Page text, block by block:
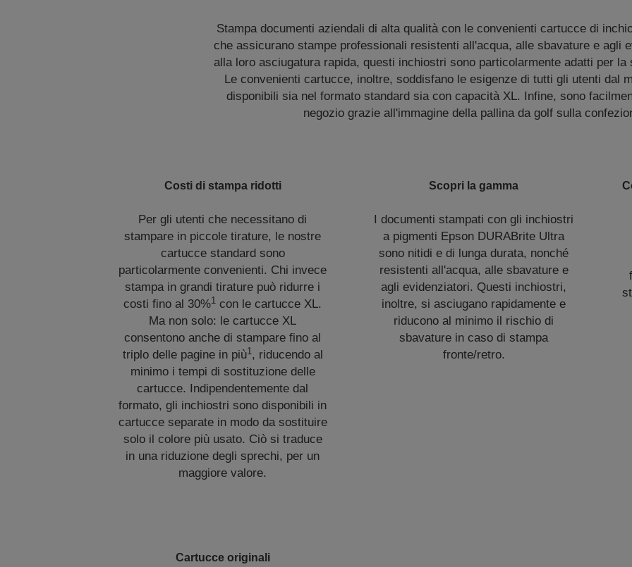
Stampa documenti aziendali di alta qualità con le convenienti cartucce di
che assicurano stampe professionali resistenti all'acqua, alle sbavature e agli
alla loro asciugatura rapida, questi inchiostri sono particolarmente adatti per la
Le convenienti cartucce, inoltre, soddisfano le esigenze di tutti gli utenti dal
disponibili sia nel formato standard sia con capacità XL. Infine, sono
negozio grazie all'immagine della pallina da golf sulla
Costi di stampa ridotti
Per gli utenti che necessitano di
stampare in piccole tirature, le nostre
cartucce standard sono
particolarmente convenienti. Chi invece
stampa in grandi tirature può ridurre i
costi fino al 30%1 con le cartucce XL.
Ma non solo: le cartucce XL
consentono anche di stampare fino al
triplo delle pagine in più1, riducendo al
minimo i tempi di sostituzione delle
cartucce. Indipendentemente dal
formato, gli inchiostri sono disponibili in
cartucce separate in modo da sostituire
solo il colore più usato. Ciò si traduce
in una riduzione degli sprechi, per un
maggiore valore.
Scopri la gamma
I documenti stampati con gli inchiostri
a pigmenti Epson DURABrite Ultra
sono nitidi e di lunga durata, nonché
resistenti all'acqua, alle sbavature e
agli evidenziatori. Questi inchiostri,
inoltre, si asciugano rapidamente e
riducono al minimo il rischio di
sbavature in caso di stampa
fronte/retro.
Cartucce originali